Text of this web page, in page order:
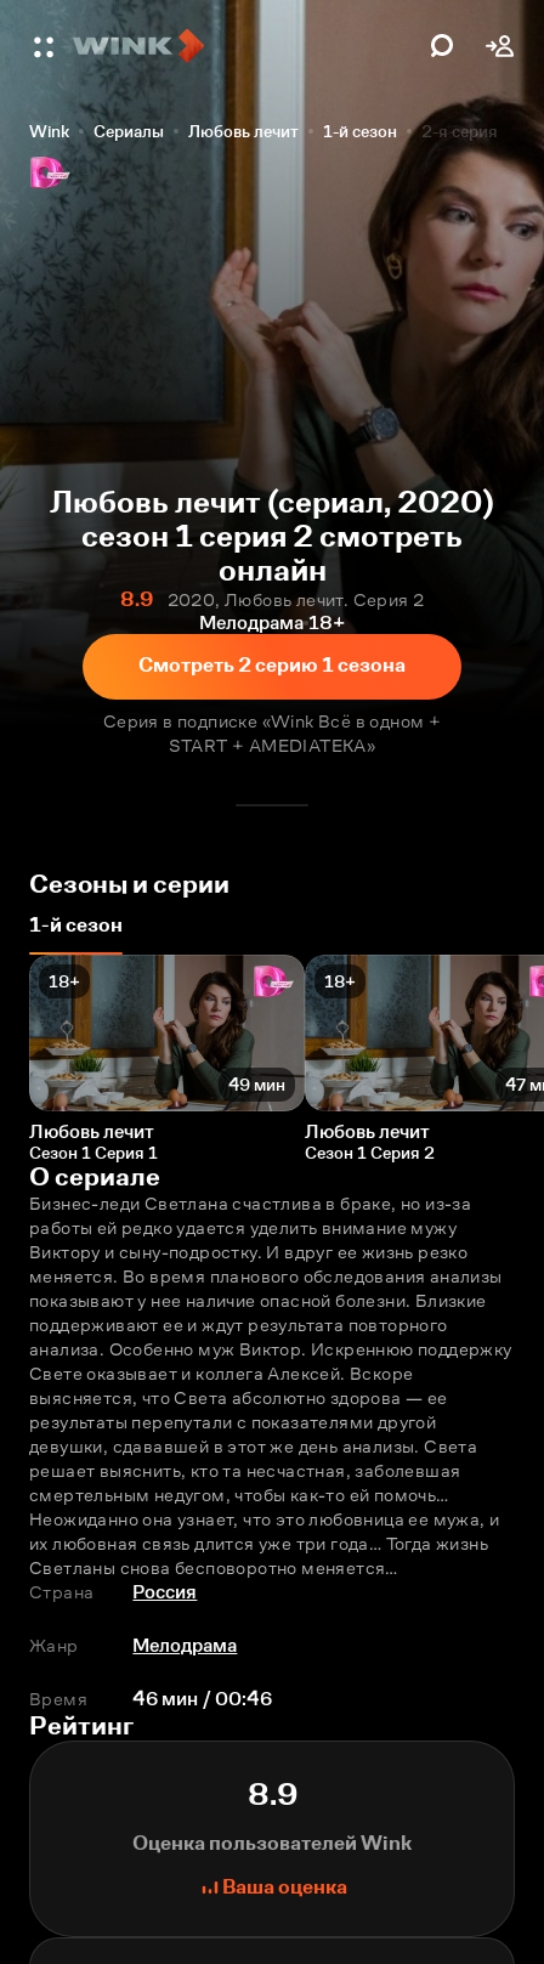
Wink Сериалы Любовь лечит 1-й сезон 2-я серия
Любовь лечит (сериал, 2020)
сезон 1 серия 2 смотреть
онлайн
8.9
2020, Любовь лечит. Серия 2
Мелодрама 18+
Смотреть 2 серию 1 сезона
Серия в подписке «Wink Всё в одном +
START + AMEDIATEKA»
Сезоны и серии
1-й сезон
18+
49 мин
Любовь лечит
Сезон 1 Серия 1
18+
47
Любовь лечит
Сезон 1 Серия 2
О сериале
Бизнес-леди Светлана счастлива в браке, но из-за
работы ей редко удается уделить внимание мужу
Виктору и сыну-подростку. И вдруг ее жизнь резко
меняется. Во время планового обследования анализы
показывают у нее наличие опасной болезни. Близкие
поддерживают ее и ждут результата повторного
анализа. Особенно муж Виктор. Искреннюю поддержку
Свете оказывает и коллега Алексей. Вскоре
выясняется, что Света абсолютно здорова — ее
результаты перепутали с показателями другой
девушки, сдававшей в этот же день анализы. Света
решает выяснить, кто та несчастная, заболевшая
смертельным недугом, чтобы как-то ей помочь…
Неожиданно она узнает, что это любовница ее мужа, и
их любовная связь длится уже три года… Тогда жизнь
Светланы снова бесповоротно меняется…
Страна
Россия
Жанр Мелодрама
Время 46 мин / 00:46
Рейтинг
8.9
Оценка пользователей Wink
Ваша оценка